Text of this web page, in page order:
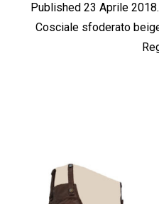
Published 23 Aprile 2018
Cosciale sfoderato